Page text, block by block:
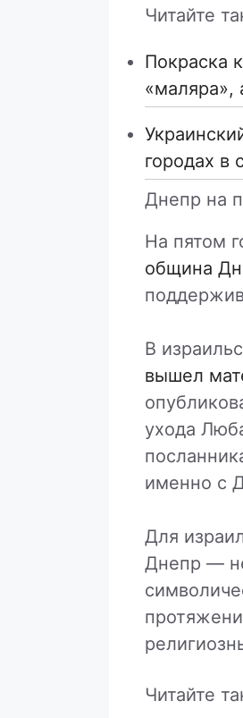
Читайте
Покраска
«маляра»,
городах в
Днепр на
На пятом
община
В
вышел
ухода
именно с
Для
Днепр —
Читайте